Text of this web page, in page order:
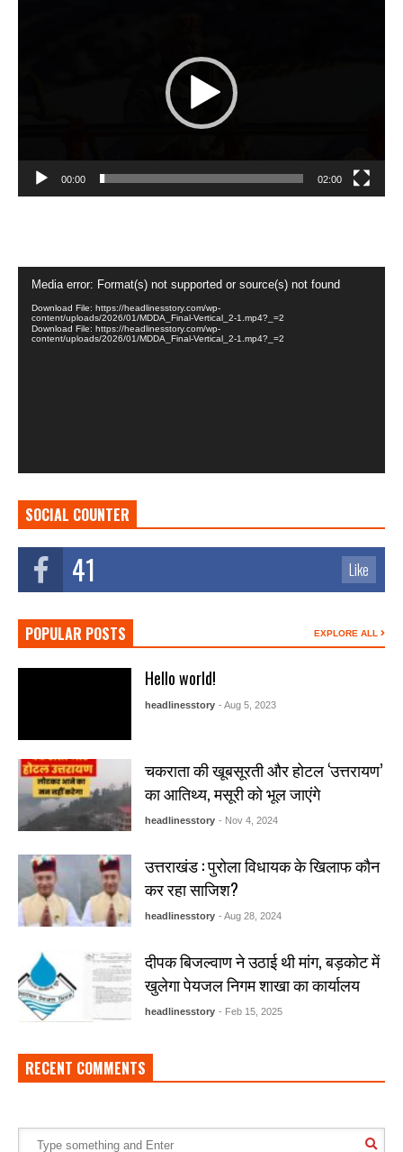
00:00 02:00
Player
Media error: Format(s) not supported or source(s) not found
Download File: https://headlinesstory.com/wp-
content/uploads/2026/01/MDDA_Final-Vertical_2-1.mp4?_=2
Download File: https://headlinesstory.com/wp-
content/uploads/2026/01/MDDA_Final-Vertical_2-1.mp4?_=2
SOCIAL COUNTER
41 Like
POPULAR POSTS EXPLORE ALL
Hello world!
headlinesstory - Aug 5, 2023
चकराता की खूबसूरती और होटल ‘उत्तरायण’
का आतिथ्य, मसूरी को भूल जाएंगे
headlinesstory - Nov 4, 2024
उत्तराखंड : पुरोला विधायक के खिलाफ कौन
कर रहा साजिश?
headlinesstory - Aug 28, 2024
दीपक बिजल्वाण ने उठाई थी मांग, बड़कोट में
खुलेगा पेयजल निगम शाखा का कार्यालय
headlinesstory - Feb 15, 2025
RECENT COMMENTS